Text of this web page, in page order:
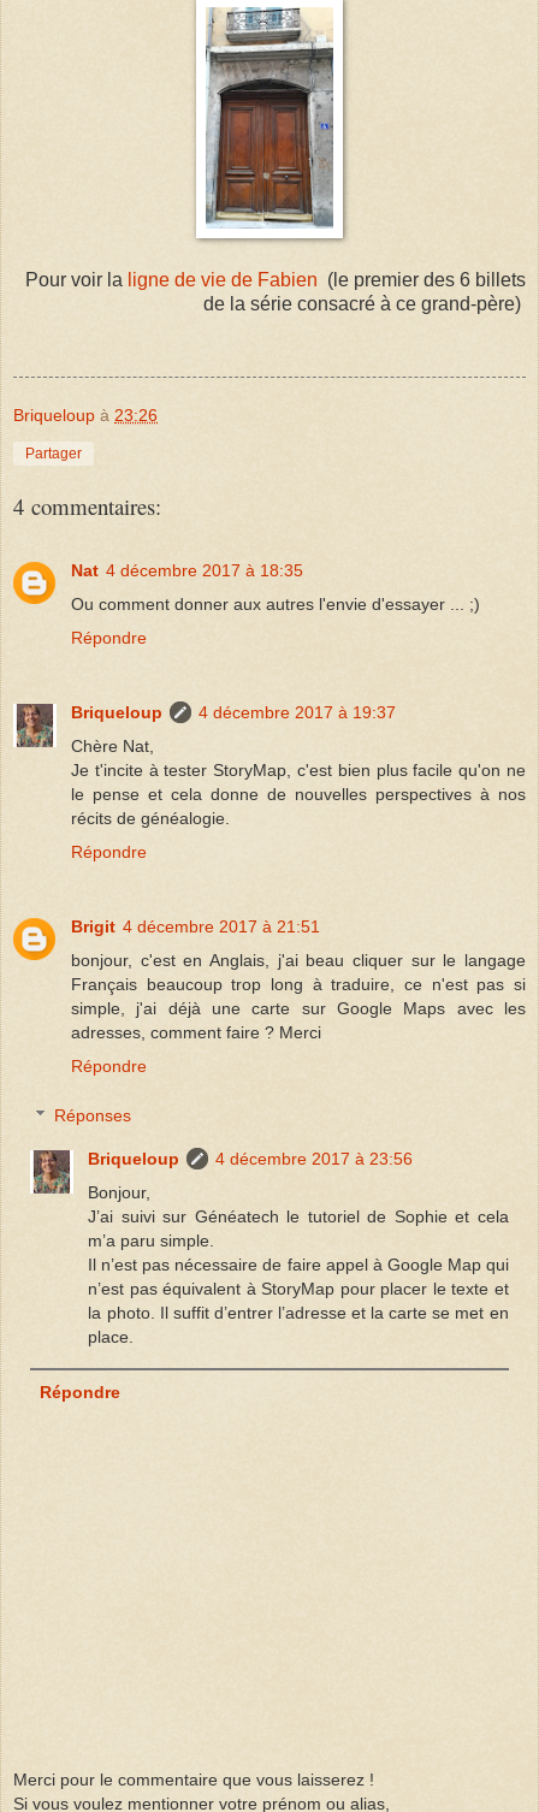
Pour voir la ligne de vie de Fabien ( le premier des 6 billets
de la série consacré à ce grand-père)
Briqueloup à 23:26
Partager
4 commentaires:
Nat 4 décembre 2017 à 18:35
Ou comment donner aux autres l'envie d'essayer ... ;)
Répondre
Briqueloup
4 décembre 2017 à 19:37
Chère Nat,
Je t'incite à tester StoryMap, c'est bien plus facile qu'on ne
le pense et cela donne de nouvelles perspectives à nos
récits de généalogie.
Répondre
Brigit 4 décembre 2017 à 21:51
bonjour, c'est en Anglais, j'ai beau cliquer sur le langage
Français beaucoup trop long à traduire, ce n'est pas si
simple, j'ai déjà une carte sur Google Maps avec les
adresses, comment faire ? Merci
Répondre
Réponses
Briqueloup
4 décembre 2017 à 23:56
Bonjour,
J’ai suivi sur Généatech le tutoriel de Sophie et cela
m’a paru simple.
Il n’est pas nécessaire de faire appel à Google Map qui
n’est pas équivalent à StoryMap pour placer le texte et
la photo. Il suffit d’entrer l’adresse et la carte se met en
place.
Répondre
Merci pour le commentaire que vous laisserez !
Si vous voulez mentionner votre prénom ou alias,